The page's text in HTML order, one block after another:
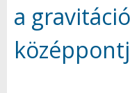
a gravitáció